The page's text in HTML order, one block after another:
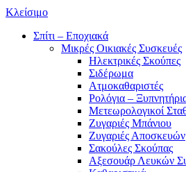
Κλείσιμο
Σπίτι – Εποχιακά
Μικρές Οικιακές Συσκευές
Ηλεκτρικές Σκούπες
Σιδέρωμα
Ατμοκαθαριστές
Ρολόγια –
Μετεωρολογικοί
Ζυγαριές Μπάνιου
Ζυγαριές Αποσκευών
Σακούλες Σκούπας
Αξεσουάρ Λευκών